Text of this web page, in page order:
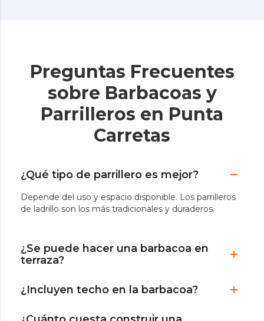
Preguntas Frecuentes
sobre Barbacoas y
Parrilleros en Punta
Carretas
¿Qué tipo de parrillero es mejor?
Depende del uso y espacio disponible. Los parrilleros
de ladrillo son los más tradicionales y duraderos.
¿Se puede hacer una barbacoa en
terraza?
¿Incluyen techo en la barbacoa?